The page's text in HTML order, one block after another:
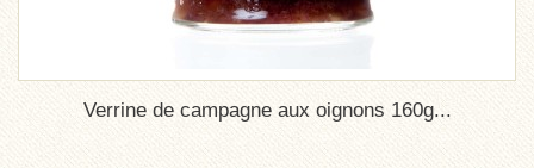
Verrine de campagne aux oignons 160g...